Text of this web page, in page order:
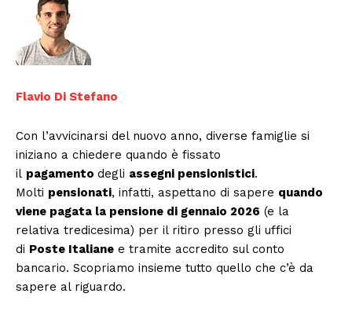
Flavio Di Stefano
Con l’avvicinarsi del nuovo anno, diverse famiglie si
iniziano a chiedere quando è fissato
il pagamento degli assegni pensionistici.
Molti pensionati, infatti, aspettano di sapere quando
viene pagata la pensione di gennaio 2026 (e la
relativa tredicesima) per il ritiro presso gli uffici
di Poste Italiane e tramite accredito sul conto
bancario. Scopriamo insieme tutto quello che c’è da
sapere al riguardo.